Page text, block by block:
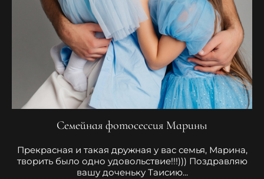
Семейная фотосессия Марины
Прекрасная и такая дружная у вас семья, Марина,
творить было одно удовольствие!!!))) Поздравляю
вашу доченьку Таисию...